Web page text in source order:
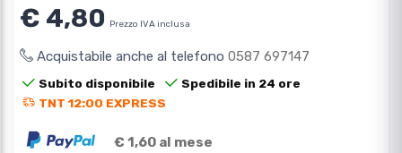
€ 4,80 Prezzo IVA inclusa
Acquistabile anche al telefono 0587 697147
Subito disponibile
Spedibile in 24 ore
TNT 12:00 EXPRESS
€ 1,60 al mese